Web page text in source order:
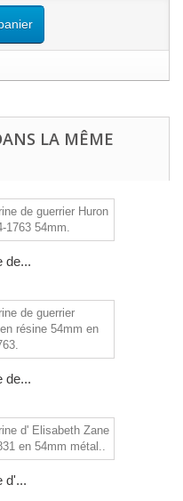
LA MÊME
de...
de...
d'...